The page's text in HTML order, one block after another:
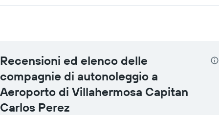
Recensioni ed elenco delle
compagnie di autonoleggio a
Aeroporto di Villahermosa Capitan
Carlos Perez